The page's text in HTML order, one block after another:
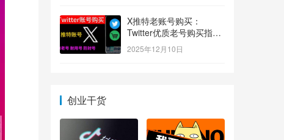
X推特老账号购买：
Twitter优质老号购买指
南！
2025年12月10日
创业干货